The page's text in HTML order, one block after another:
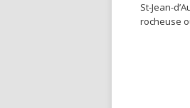
St-Jean-
rocheuse